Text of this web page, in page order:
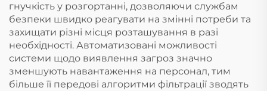
гнучкість у розгортанні, дозволяючи службам
безпеки швидко реагувати на змінні потреби та
захищати різні місця розташування в разі
необхідності. Автоматизовані можливості
системи щодо виявлення загроз значно
зменшують навантаження на персонал, тим
більше її передові алгоритми фільтрації зводять